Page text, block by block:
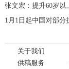
张文宏：提升60岁以
1月1日起中国对部
关于我们
供稿服务